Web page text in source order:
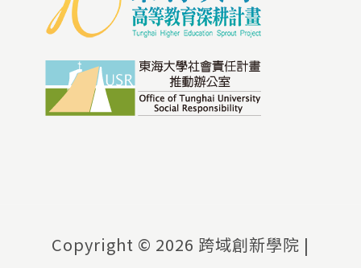
Copyright © 2026 跨域創新學院 |